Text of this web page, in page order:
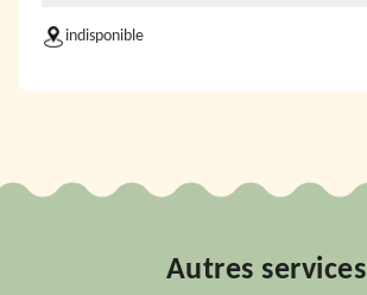
indisponible
Autres services